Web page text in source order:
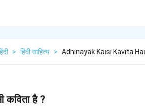
> हिंदी साहित्य > Adhinayak Kaisi Kavita Hai
कविता है ?